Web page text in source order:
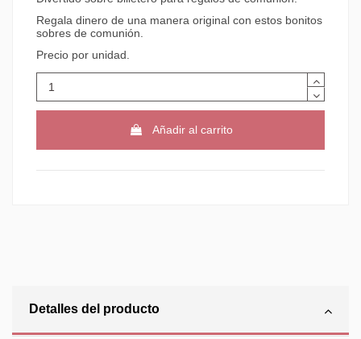
Regala dinero de una manera original con estos bonitos
sobres de comunión.
Precio por unidad.
Añadir al carrito
Detalles del producto